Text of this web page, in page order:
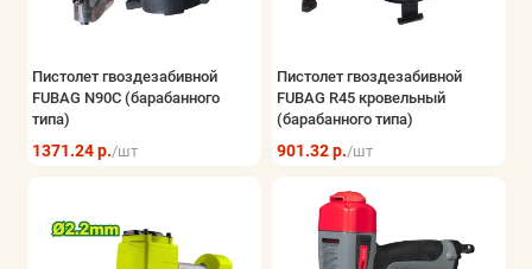
Пистолет гвоздезабивной
FUBAG N90C (барабанного
типа)
1371.24 р./шт
Пистолет гвоздезабивной
FUBAG R45 кровельный
(барабанного типа)
901.32 р./шт